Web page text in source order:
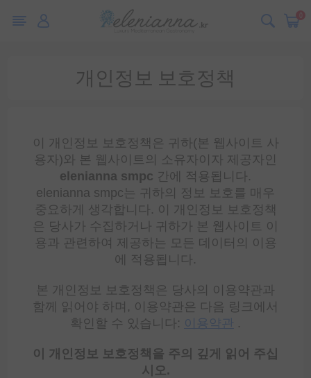
0
개인정보 보호정책
이 개인정보 보호정책은 귀하(본 웹사이트 사
용자)와 본 웹사이트의 소유자이자 제공자인
elenianna smpc 간에 적용됩니다.
elenianna smpc는 귀하의 정보 보호를 매우
중요하게 생각합니다. 이 개인정보 보호정책
은 당사가 수집하거나 귀하가 본 웹사이트 이
용과 관련하여 제공하는 모든 데이터의 이용
에 적용됩니다.
본 개인정보 보호정책은 당사의 이용약관과
함께 읽어야 하며, 이용약관은 다음 링크에서
확인할 수 있습니다: 이용약관 .
이 개인정보 보호정책을 주의 깊게 읽어 주십
시오.